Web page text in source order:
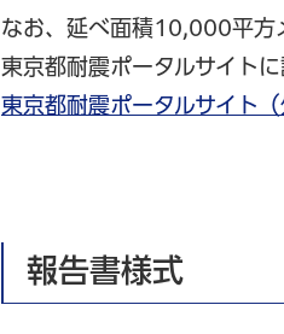
なお、延べ面積10,000平方
東京都耐震ポータルサイト
東京都耐震ポータルサイト
報告書様式